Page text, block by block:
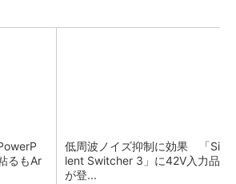
るもAr
低周波ノイズ抑制に効果 「Si
lent Switcher 3」に42V入力品
が登...